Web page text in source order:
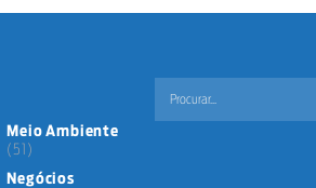
Meio Ambiente
(51)
Negócios